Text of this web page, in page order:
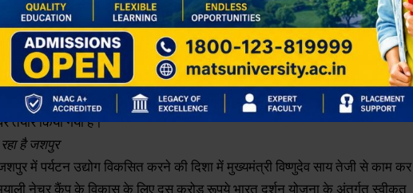
प्रसिद्व धार्मिक पर्यटन स्थलशारदाधाम,जिला मुख्यालय जशपुर से तकरीबन 30
है। माता सरस्वती का यह प्रसिद्व मंदिर चारो ओर घने जंगल से घिरा हुआ है।
करती मधुर ध्वनि यहां दर्शन के लिए आने वाले श्रद्वालुओं का मन मोह लेते हैं। संचालन
मां सरस्वती का यह भव्य मंदिर पूरी तरह से श्रमदान से तैयार किया गया है। दोनों
कर मां के इस मंदिर का निर्माण किया है। मंदिर के भवन का डिजाइन झारखंड के प्रसिद्व
तैयार किया गया है।
है जशपुर
में पर्यटन उद्योग विकसित करने की दिशा में मुख्यमंत्री विष्णुदेव साय तेजी से काम कर
नेचर कैंप के विकास के लिए दस करोड़ रूपये भारत दर्शन योजना के अंतर्गत स्वीकृत